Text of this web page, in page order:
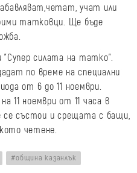
учат или
татковци. Ще бъде
"Супер силата на татко".
по време на специални
от 6 до 11 ноември.
11 ноември от 11 часа в
състои и срещата с бащи,
четене.
община казанлък